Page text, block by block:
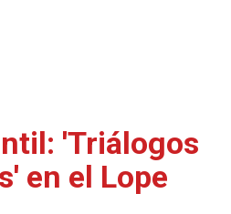
'Triálogos
en el Lope